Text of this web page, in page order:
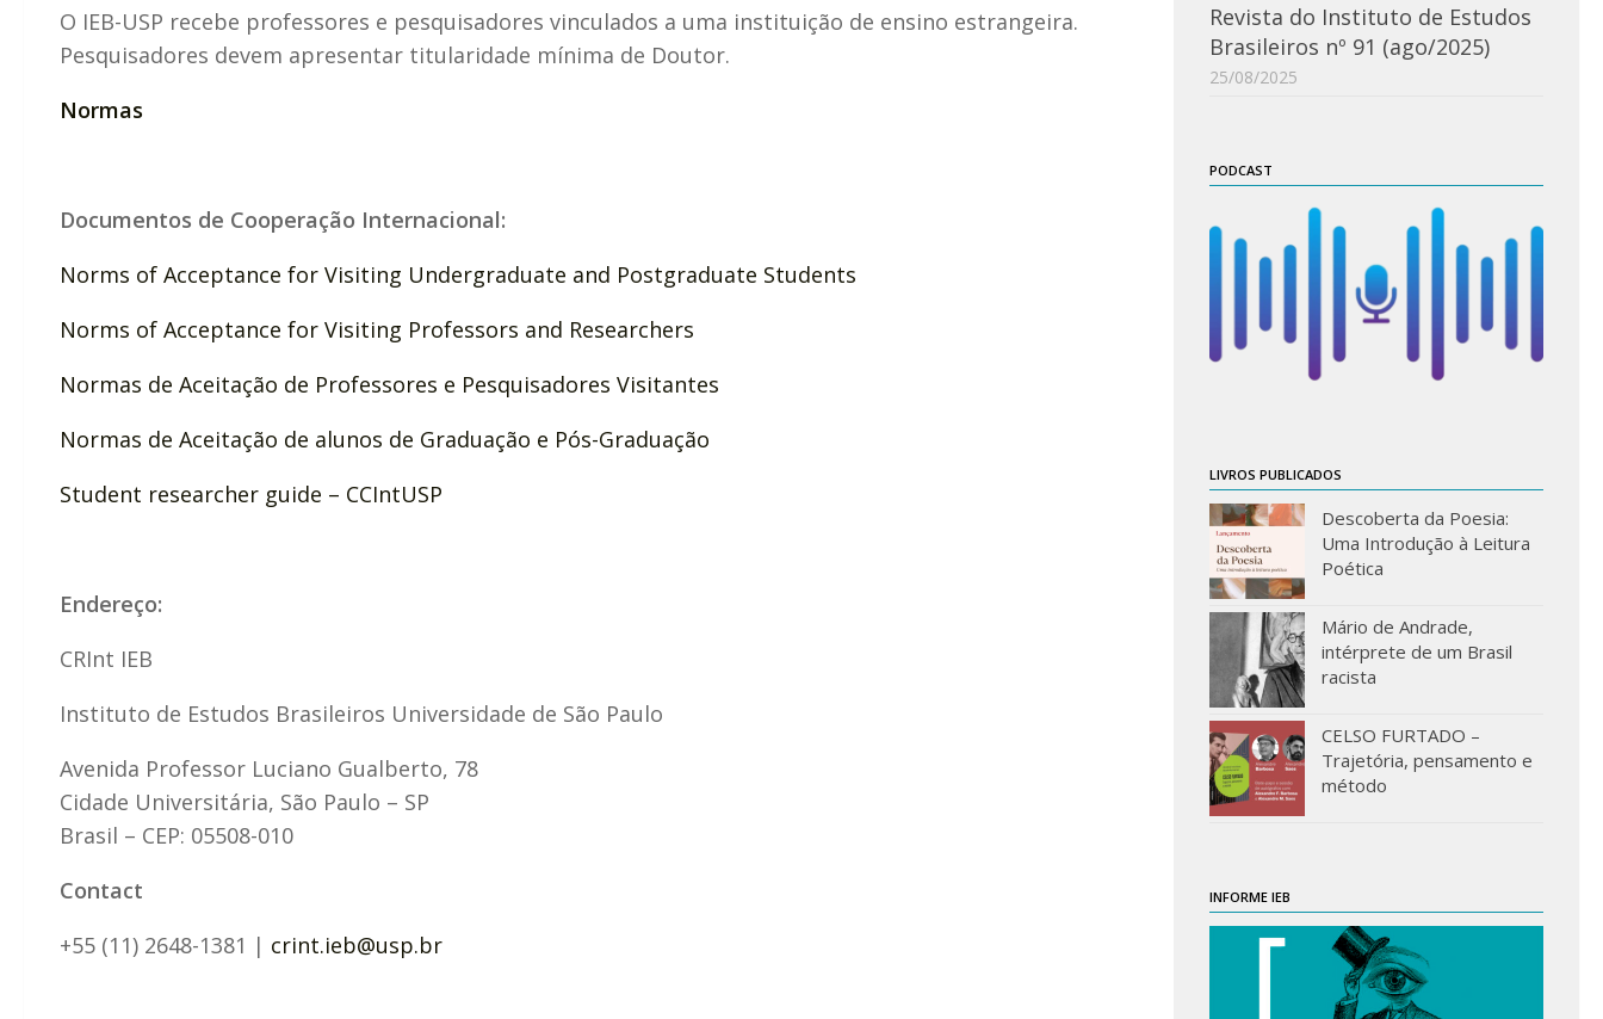
O IEB-USP recebe professores e pesquisadores vinculados a uma instituição de ensino estrangeira.
Pesquisadores devem apresentar titularidade mínima de Doutor.
Normas
Documentos de Cooperação Internacional:
Norms of Acceptance for Visiting Undergraduate and Postgraduate Students
Norms of Acceptance for Visiting Professors and Researchers
Normas de Aceitação de Professores e Pesquisadores Visitantes
Normas de Aceitação de alunos de Graduação e Pós-Graduação
Student researcher guide – CCIntUSP
Endereço:
CRInt IEB
Instituto de Estudos Brasileiros Universidade de São Paulo
Avenida Professor Luciano Gualberto, 78
Cidade Universitária, São Paulo – SP
Brasil – CEP: 05508-010
Contact
+55 (11) 2648-1381 | crint.ieb@usp.br
Revista do Instituto de Estudos
Brasileiros nº 91 (ago/2025)
25/08/2025
PODCAST
LIVROS PUBLICADOS
Descoberta da Poesia:
Uma Introdução à Leitura
Poética
Mário de Andrade,
intérprete de um Brasil
racista
CELSO FURTADO –
Trajetória, pensamento e
método
INFORME IEB